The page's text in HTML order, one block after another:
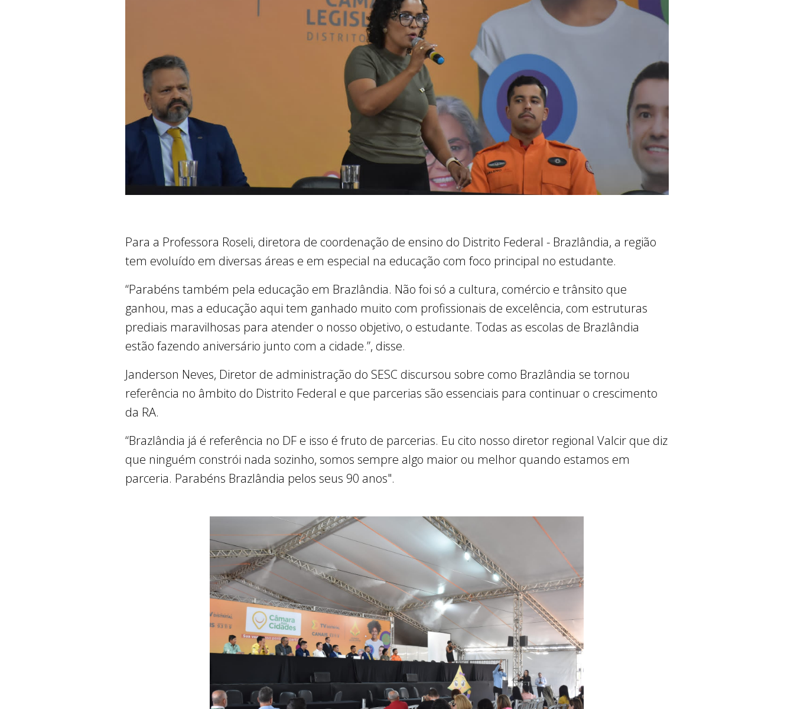
Para a Professora Roseli, diretora de coordenação de ensino do Distrito Federal - Brazlândia, a região
tem evoluído em diversas áreas e em especial na educação com foco principal no estudante.
“Parabéns também pela educação em Brazlândia. Não foi só a cultura, comércio e trânsito que
ganhou, mas a educação aqui tem ganhado muito com profissionais de excelência, com estruturas
prediais maravilhosas para atender o nosso objetivo, o estudante. Todas as escolas de Brazlândia
estão fazendo aniversário junto com a cidade.”, disse.
Janderson Neves, Diretor de administração do SESC discursou sobre como Brazlândia se tornou
referência no âmbito do Distrito Federal e que parcerias são essenciais para continuar o crescimento
da RA.
“Brazlândia já é referência no DF e isso é fruto de parcerias. Eu cito nosso diretor regional Valcir que diz
que ninguém constrói nada sozinho, somos sempre algo maior ou melhor quando estamos em
parceria. Parabéns Brazlândia pelos seus 90 anos".